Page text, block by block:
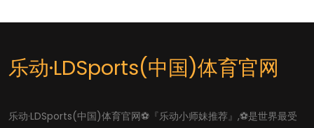
乐动·LDSports(中国)体育官网
乐动·LDSports(中国)体育官网⚽️『乐动小师妹推荐』,⚽️是世界最受